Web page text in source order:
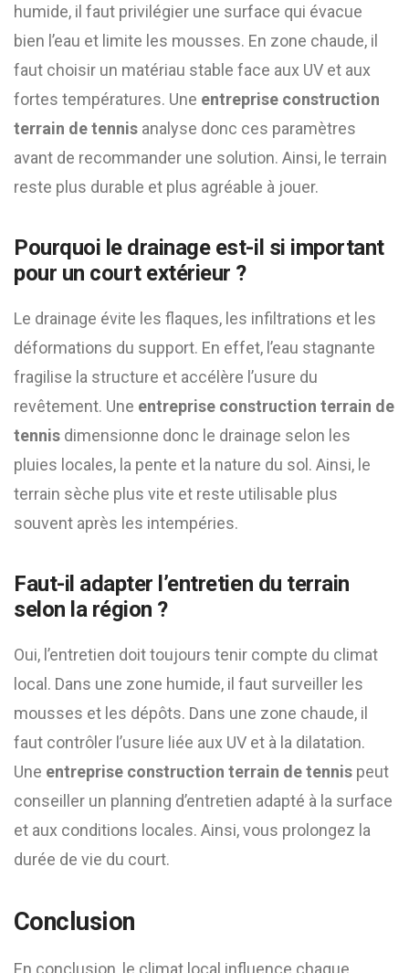
humide, il faut privilégier une surface qui évacue
bien l’eau et limite les mousses. En zone chaude, il
faut choisir un matériau stable face aux UV et aux
fortes températures. Une entreprise construction
terrain de tennis analyse donc ces paramètres
avant de recommander une solution. Ainsi, le terrain
reste plus durable et plus agréable à jouer.
Pourquoi le drainage est-il si important
pour un court extérieur ?
Le drainage évite les flaques, les infiltrations et les
déformations du support. En effet, l’eau stagnante
fragilise la structure et accélère l’usure du
revêtement. Une entreprise construction terrain de
tennis dimensionne donc le drainage selon les
pluies locales, la pente et la nature du sol. Ainsi, le
terrain sèche plus vite et reste utilisable plus
souvent après les intempéries.
Faut-il adapter l’entretien du terrain
selon la région ?
Oui, l’entretien doit toujours tenir compte du climat
local. Dans une zone humide, il faut surveiller les
mousses et les dépôts. Dans une zone chaude, il
faut contrôler l’usure liée aux UV et à la dilatation.
Une entreprise construction terrain de tennis peut
conseiller un planning d’entretien adapté à la surface
et aux conditions locales. Ainsi, vous prolongez la
durée de vie du court.
Conclusion
En conclusion, le climat local influence chaque